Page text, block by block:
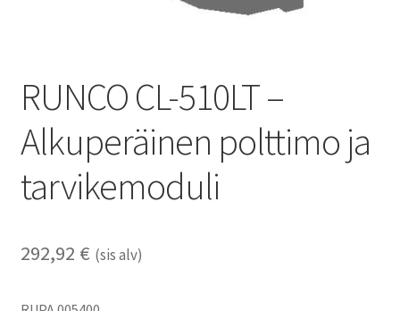
RUNCO CL-510LT –
Alkuperäinen polttimo ja
tarvikemoduli
292,92 € (sis alv)